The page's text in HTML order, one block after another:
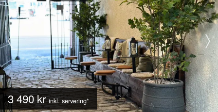
3 490 krinkl. servering*